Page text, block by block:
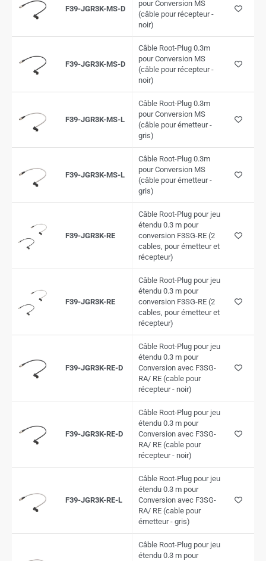
F39-JGR3K-MS-D
pour Conversion MS
(câble pour récepteur -
noir)
F39-JGR3K-MS-D
Câble Root-Plug 0.3m
pour Conversion MS
(câble pour récepteur -
noir)
F39-JGR3K-MS-L
Câble Root-Plug 0.3m
pour Conversion MS
(câble pour émetteur -
gris)
F39-JGR3K-MS-L
Câble Root-Plug 0.3m
pour Conversion MS
(câble pour émetteur -
gris)
F39-JGR3K-RE
Câble Root-Plug pour jeu
étendu 0.3 m pour
conversion F3SG-RE (2
cables, pour émetteur et
récepteur)
F39-JGR3K-RE
Câble Root-Plug pour jeu
étendu 0.3 m pour
conversion F3SG-RE (2
cables, pour émetteur et
récepteur)
F39-JGR3K-RE-D
Câble Root-Plug pour jeu
étendu 0.3 m pour
Conversion avec F3SG-
RA/ RE (cable pour
récepteur - noir)
F39-JGR3K-RE-D
Câble Root-Plug pour jeu
étendu 0.3 m pour
Conversion avec F3SG-
RA/ RE (cable pour
récepteur - noir)
F39-JGR3K-RE-L
Câble Root-Plug pour jeu
étendu 0.3 m pour
Conversion avec F3SG-
RA/ RE (cable pour
émetteur - gris)
Câble Root-Plug pour jeu
étendu 0.3 m pour